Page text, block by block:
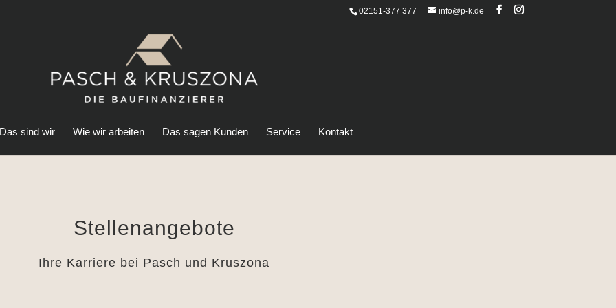
02151-377 377 info@p-k.de
Das sind wir Wie wir arbeiten Das sagen Kunden Service Kontakt
Stellenangebote
Ihre Karriere bei Pasch und Kruszona